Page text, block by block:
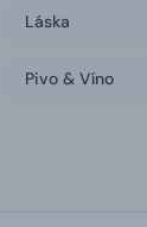
Láska
Pivo & Víno